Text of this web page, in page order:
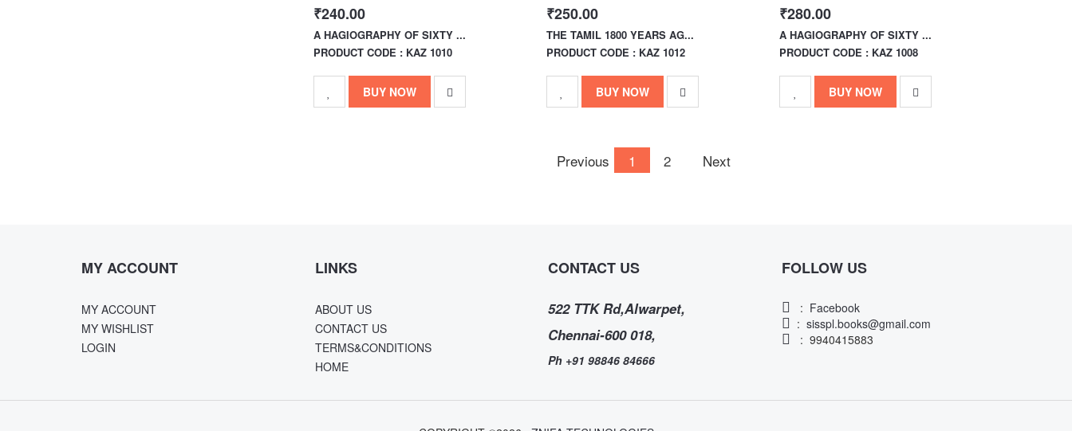
₹240.00
A HAGIOGRAPHY OF SIXTY ...
PRODUCT CODE : KAZ 1010
BUY NOW
₹250.00
THE TAMIL 1800 YEARS AG...
PRODUCT CODE : KAZ 1012
BUY NOW
₹280.00
A HAGIOGRAPHY OF SIXTY ...
PRODUCT CODE : KAZ 1008
BUY NOW
Previous 1 2 Next
MY ACCOUNT
MY ACCOUNT
MY WISHLIST
LOGIN
LINKS
ABOUT US
CONTACT US
TERMS&CONDITIONS
HOME
CONTACT US
522 TTK Rd,Alwarpet,
Chennai-600 018,
Ph +91 98846 84666
FOLLOW US
: Facebook
: sisspl.books@gmail.com
: 9940415883